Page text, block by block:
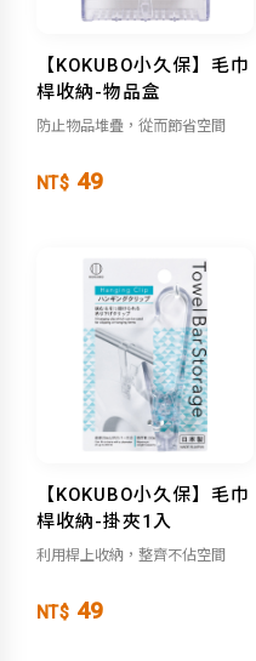
【KOKUBO小久保】毛巾
桿收納-物品盒
防止物品堆疊，從而節省空間
NT$ 49
【KOKUBO小久保】毛巾
桿收納-掛夾1入
利用桿上收納，整齊不佔空間
NT$ 49